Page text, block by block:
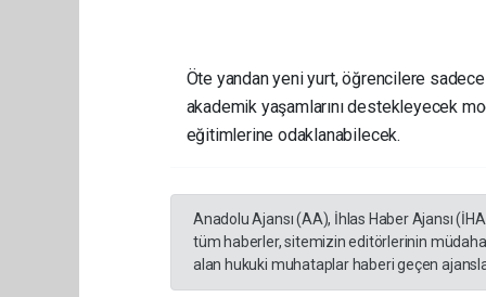
Öte yandan yeni yurt, öğrencilere sadece
akademik yaşamlarını destekleyecek
eğitimlerine odaklanabilecek.
Anadolu Ajansı (AA), İhlas Haber Ajansı
tüm haberler, sitemizin editörlerinin
alan hukuki muhataplar haberi geçen